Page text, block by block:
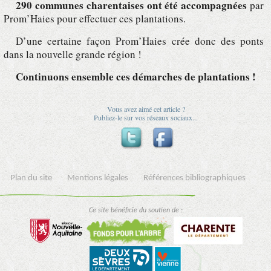
290 communes charentaises ont été accompagnées par
Prom’Haies pour effectuer ces plantations.
D’une certaine façon Prom’Haies crée donc des ponts
dans la nouvelle grande région !
Continuons ensemble ces démarches de plantations !
Vous avez aimé cet article ?
Publiez-le sur vos réseaux sociaux...
Plan du site Mentions légales Références bibliographiques
Ce site bénéficie du soutien de :